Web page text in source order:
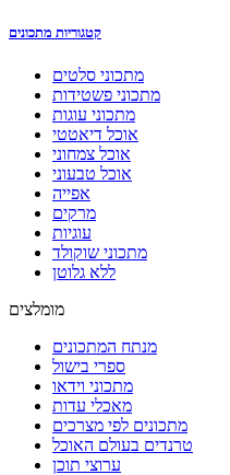
קטגוריות מתכונים
מתכוני סלטים
מתכוני פשטידות
מתכוני עוגות
אוכל דיאטטי
אוכל צמחוני
אוכל טבעוני
אפייה
מרקים
עוגיות
מתכוני שוקולד
ללא גלוטן
מומלצים
מנתח המתכונים
ספרי בישול
מתכוני וידאו
מאכלי עדות
מתכונים לפי מצרכים
טרנדים בעולם האוכל
ערוצי תוכן